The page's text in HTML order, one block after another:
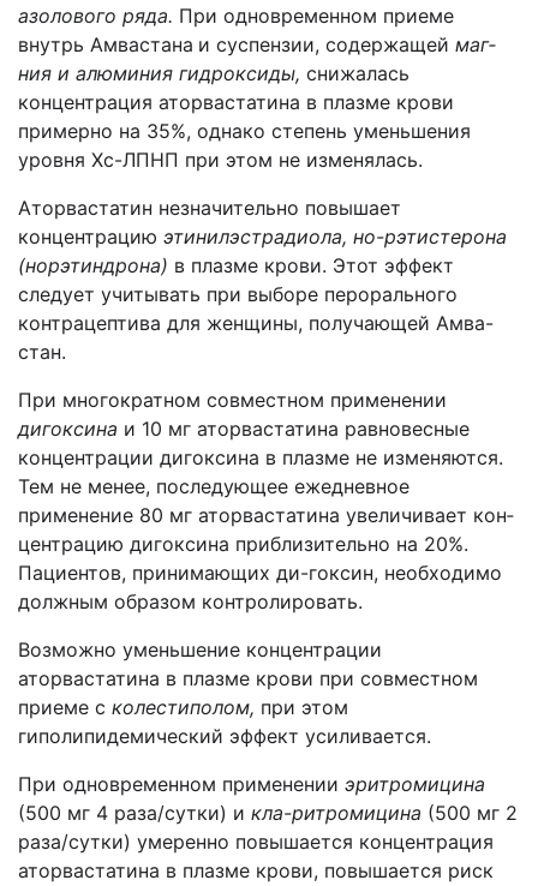
азолового ряда. При одновременном приеме
внутрь Амвастана и суспензии, содержащей маг­
ния и алюминия гидроксиды, снижалась
концентрация аторвастатина в плазме крови
примерно на 35%, однако степень уменьшения
уровня Хс-ЛПНП при этом не изменялась.
Аторвастатин незначительно повышает
концентрацию этинилэстрадиола, но-рэтистерона
(норэтиндрона) в плазме крови. Этот эффект
следует учитывать при выборе перорального
контрацептива для женщины, получающей Амва-
стан.
При многократном совместном применении
дигоксина и 10 мг аторвастатина равновесные
концентрации дигоксина в плазме не изменяются.
Тем не менее, последующее ежедневное
применение 80 мг аторвастатина увеличивает кон­
центрацию дигоксина приблизительно на 20%.
Пациентов, принимающих ди-гоксин, необходимо
должным образом контролировать.
Возможно уменьшение концентрации
аторвастатина в плазме крови при совме­стном
приеме с колестиполом, при этом
гиполипидемический эффект усилива­ется.
При одновременном применении эритромицина
(500 мг 4 раза/сутки) и кла-ритромицина (500 мг 2
раза/сутки) умеренно повышается концентрация
атор­вастатина в плазме крови, повышается риск